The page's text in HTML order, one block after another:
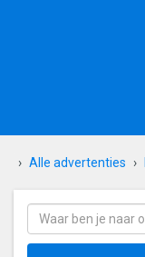
Alle advertenties